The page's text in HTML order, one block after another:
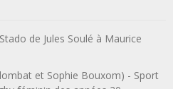
de Jules Soulé à Maurice
et Sophie Bouxom) - Sport